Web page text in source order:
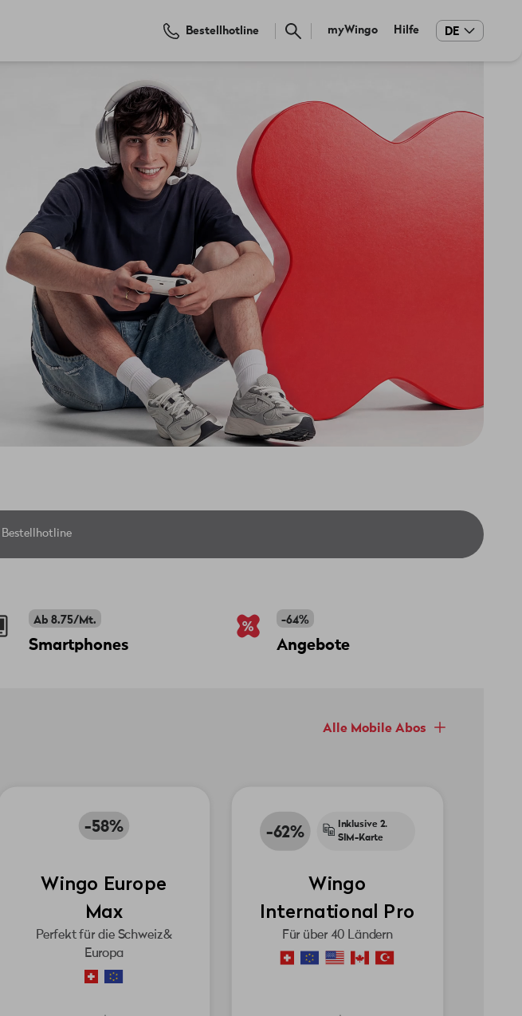
Bestellhotline
Meta
myWingo Hilfe DE
Bestellhotline
Ab 8.75/Mt.
Smartphones
-64%
Angebote
Alle Mobile Abos
-58%
Wingo Europe
Max
Perfekt für die Schweiz &
Europa
-62% Inklusive 2.
SIM-Karte
Wingo
International Pro
Für über 40 Ländern